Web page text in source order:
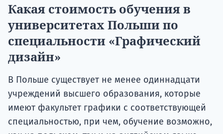
Какая стоимость обучения в
университетах Польши по
специальности «Графический
дизайн»
В Польше существует не менее одиннадцати
учреждений высшего образования, которые
имеют факультет графики с соответствующей
специальностью, при чем, обучение возможно,